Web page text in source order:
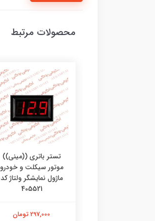
محصولات مرتبط
تستر باتری ((مینی))
موتور سیکلت و خودرو‌
ماژول نمایشگر ولتاژ کد
405521
297,000 تومان